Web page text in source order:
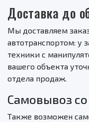
Доставка до
Мы доставляем
автотранспортом: у
техники с
вашего объекта
отдела продаж.
Самовывоз со
Также возможен